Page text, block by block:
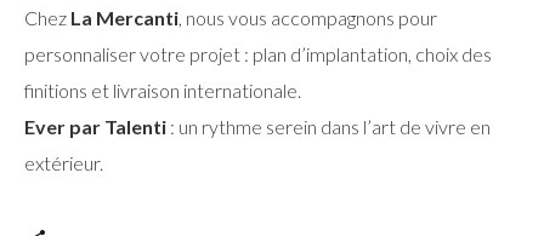
Chez La Mercanti , nous vous accompagnons pour
personnaliser votre projet : plan d’implantation, choix des
finitions et livraison internationale.
Ever par Talenti : un rythme serein dans l’art de vivre en
extérieur.